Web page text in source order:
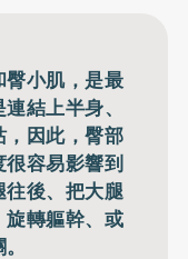
小肌，是最
結上半身、
因此，臀部
容易影響到
後、把大腿
轉軀幹、或